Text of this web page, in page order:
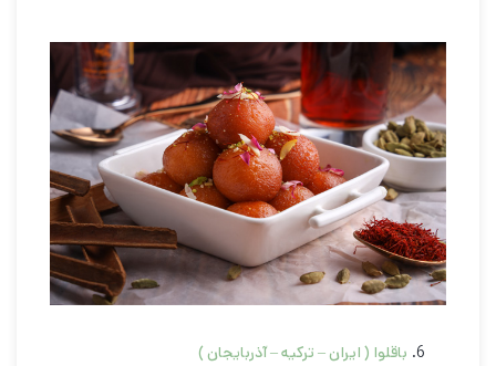
باقلوا ( ایران – ترکیه – آذربایجان )